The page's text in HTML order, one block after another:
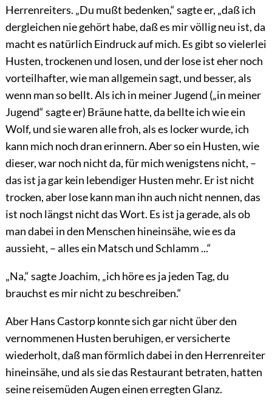
Herrenreiters. „Du mußt bedenken,“ sagte er, „daß ich
dergleichen nie gehört habe, daß es mir völlig neu ist, da
macht es natürlich Eindruck auf mich. Es gibt so vielerlei
Husten, trockenen und losen, und der lose ist eher noch
vorteilhafter, wie man allgemein sagt, und besser, als
wenn man so bellt. Als ich in meiner Jugend („in meiner
Jugend“ sagte er) Bräune hatte, da bellte ich wie ein
Wolf, und sie waren alle froh, als es locker wurde, ich
kann mich noch dran erinnern. Aber so ein Husten, wie
dieser, war noch nicht da, für mich wenigstens nicht, –
das ist ja gar kein lebendiger Husten mehr. Er ist nicht
trocken, aber lose kann man ihn auch nicht nennen, das
ist noch längst nicht das Wort. Es ist ja gerade, als ob
man dabei in den Menschen hineinsähe, wie es da
aussieht, – alles ein Matsch und Schlamm ...“
„Na,“ sagte Joachim, „ich höre es ja jeden Tag, du
brauchst es mir nicht zu beschreiben.“
Aber Hans Castorp konnte sich gar nicht über den
vernommenen Husten beruhigen, er versicherte
wiederholt, daß man förmlich dabei in den Herrenreiter
hineinsähe, und als sie das Restaurant betraten, hatten
seine reisemüden Augen einen erregten Glanz.